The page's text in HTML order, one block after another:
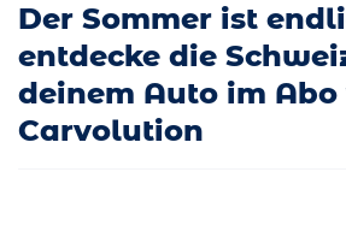
Der Sommer ist
entdecke die
deinem Auto im Abo
Carvolution